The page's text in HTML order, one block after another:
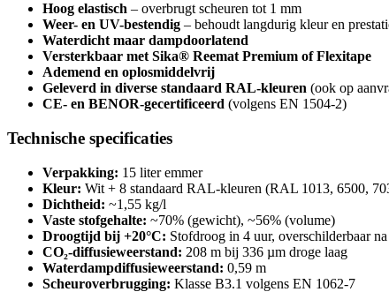
Hoog elastisch – overbrugt scheuren tot 1 mm
Weer- en UV-bestendig – behoudt langdurig kleur en
Waterdicht maar dampdoorlatend
Versterkbaar met Sika® Reemat Premium of Flexitape
Ademend en oplosmiddelvrij
Geleverd in diverse standaard RAL-kleuren (ook op
CE- en BENOR-gecertificeerd (volgens EN 1504-2)
Technische specificaties
Verpakking: 15 liter emmer
Kleur: Wit + 8 standaard RAL-kleuren (RAL 1013, 6500,
Dichtheid: ~1,55 kg/l
Vaste stofgehalte: ~70% (gewicht), ~56% (volume)
Droogtijd bij +20°C: Stofdroog in 4 uur, overschilderbaar
CO₂-diffusieweerstand: 208 m bij 336 µm droge laag
Waterdampdiffusieweerstand: 0,59 m
Scheuroverbrugging: Klasse B3.1 volgens EN 1062-7